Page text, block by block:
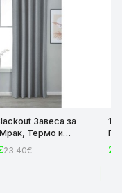
Завеса за
Термо и
с коланче
175х140 и
23.40€